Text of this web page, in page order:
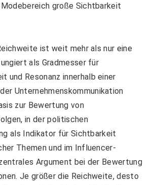
große Sichtbarkeit
ist weit mehr als nur eine
als Gradmesser für
und Resonanz innerhalb einer
Unternehmenskommunikation
zur Bewertung von
in der politischen
als Indikator für Sichtbarkeit
Themen und im Influencer-
Argument bei der Bewertung
Je größer die Reichweite, desto